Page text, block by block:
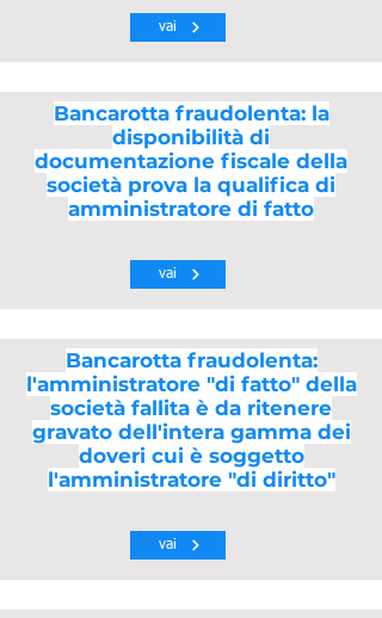
vai
Bancarotta fraudolenta: la
disponibilità di
documentazione fiscale della
società prova la qualifica di
amministratore di fatto
vai
Bancarotta fraudolenta:
l'amministratore "di fatto" della
società fallita è da ritenere
gravato dell'intera gamma dei
doveri cui è soggetto
l'amministratore "di diritto"
vai